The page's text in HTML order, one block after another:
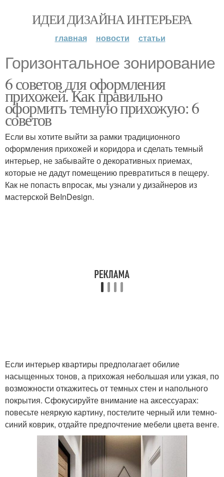
ИДЕИ ДИЗАЙНА ИНТЕРЬЕРА
главная новости статьи
Горизонтальное зонирование
6 советов для оформления
прихожей. Как правильно
оформить темную прихожую: 6
советов
Если вы хотите выйти за рамки традиционного
оформления прихожей и коридора и сделать темный
интерьер, не забывайте о декоративных приемах,
которые не дадут помещению превратиться в пещеру.
Как не попасть впросак, мы узнали у дизайнеров из
мастерской BeInDesign.
Если интерьер квартиры предполагает обилие
насыщенных тонов, а прихожая небольшая или узкая, по
возможности откажитесь от темных стен и напольного
покрытия. Сфокусируйте внимание на аксессуарах:
повесьте неяркую картину, постелите черный или темно-
синий коврик, отдайте предпочтение мебели цвета венге.